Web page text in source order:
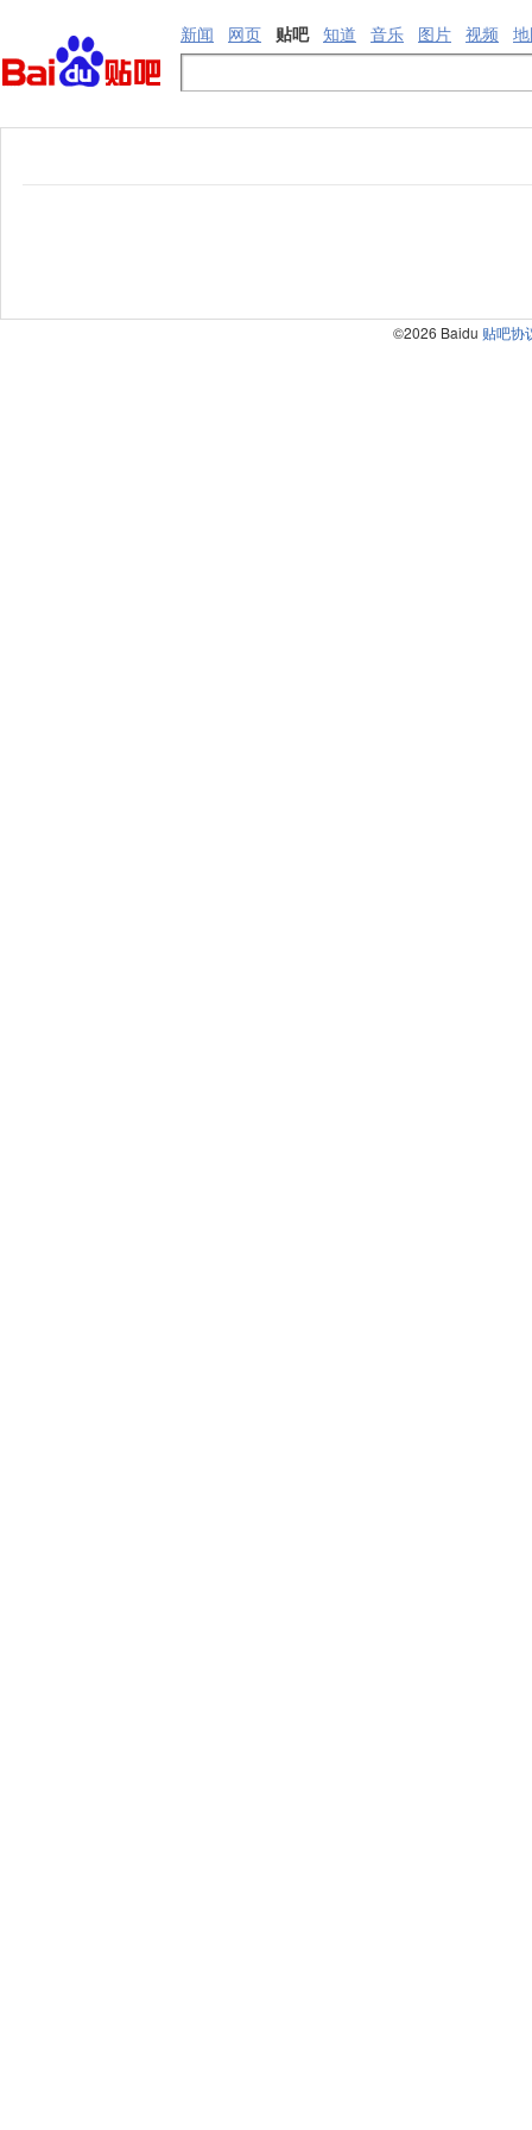
新闻 网页 贴吧 知道 音乐 图片 视频
©2026 Baidu 贴吧协